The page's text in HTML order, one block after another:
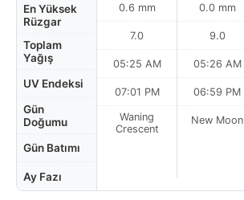
En Yüksek
Rüzgar
Toplam
Yağış
UV Endeksi
Gün
Doğumu
Gün Batımı
Ay Fazı
0.6 mm
7.0
05:25 AM
07:01 PM
Waning
Crescent
0.0 mm
9.0
05:26 AM
06:59 PM
New Moon